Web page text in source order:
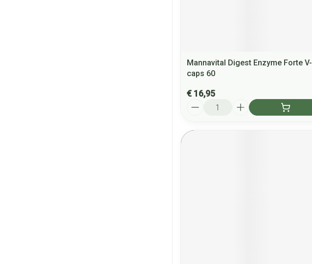
Mannavital Digest Enzyme Forte V-
caps 60
€ 16,95